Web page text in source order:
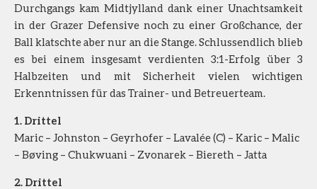
Durchgangs kam Midtjylland dank einer Unachtsamkeit
in der Grazer Defensive noch zu einer Großchance, der
Ball klatschte aber nur an die Stange. Schlussendlich blieb
es bei einem insgesamt verdienten 3:1-Erfolg über 3
Halbzeiten und mit Sicherheit vielen wichtigen
Erkenntnissen für das Trainer- und Betreuerteam.
1. Drittel
Maric – Johnston – Geyrhofer – Lavalée (C) – Karic – Malic
– Bøving – Chukwuani – Zvonarek – Biereth – Jatta
2. Drittel